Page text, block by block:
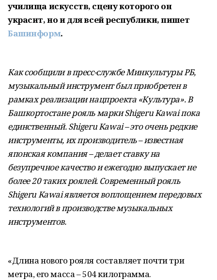
училища искусств, сцену которого он
украсит, но и для всей республики, пишет
Башинформ.
Как сообщили в пресс-службе Минкультуры РБ,
музыкальный инструмент был приобретен в
рамках реализации нацпроекта «Культура». В
Башкортостане рояль марки Shigeru Kawai пока
единственный. Shigeru Kawai – это очень редкие
инструменты, их производитель – известная
японская компания – делает ставку на
безупречное качество и ежегодно выпускает не
более 20 таких роялей. Современный рояль
Shigeru Kawai является воплощением передовых
технологий в производстве музыкальных
инструментов.
«Длина нового рояля составляет почти три
метра, его масса – 504 килограмма.